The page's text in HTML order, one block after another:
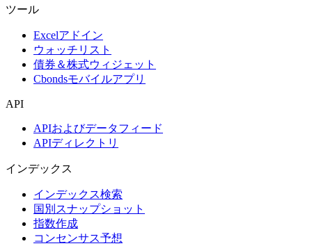
ツール
Excelアドイン
ウォッチリスト
債券＆株式ウィジェット
Cbondsモバイルアプリ
API
APIおよびデータフィード
APIディレクトリ
インデックス
インデックス検索
国別スナップショット
指数作成
コンセンサス予想